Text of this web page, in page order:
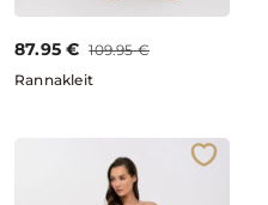
87.95 € 109.95 €
Rannakleit